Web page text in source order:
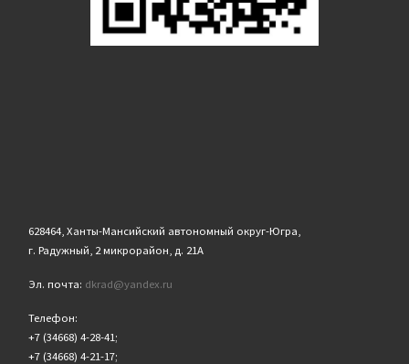
628464, Ханты-Мансийский автономный округ-Югра,
г. Радужный, 2 микрорайон, д. 21А
Эл. почта: dkrad@yandex.ru
Телефон:
+7 (34668) 4-28-41;
+7 (34668) 4-21-17;